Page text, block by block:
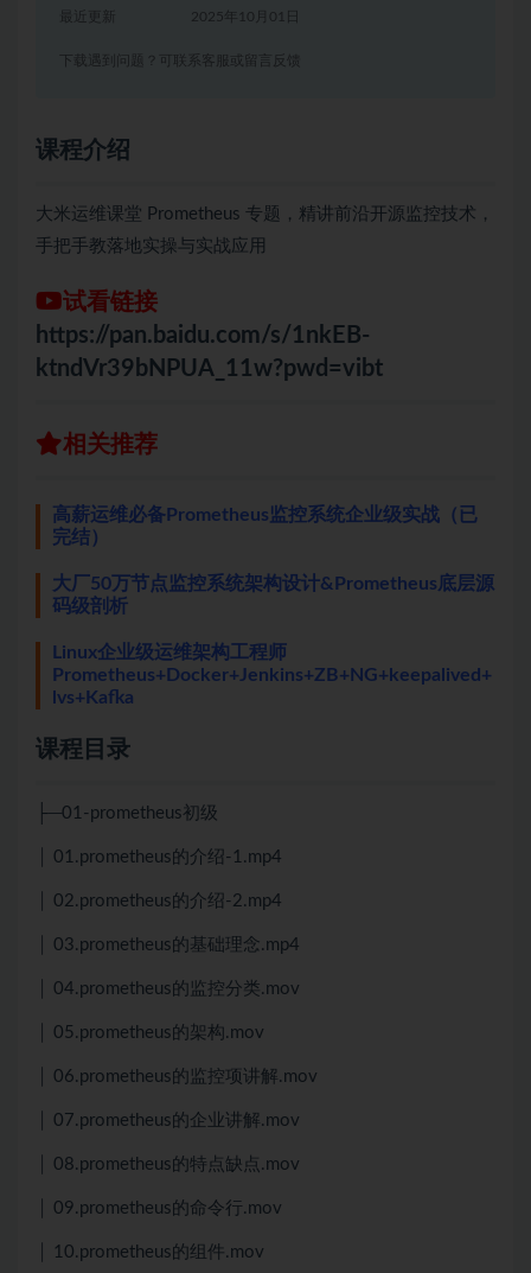
2025年10月01日
下载遇到问题？可联系客服或留言反馈
课程介绍
大米运维课堂 Prometheus 专题，精讲前沿开源监控技术，
手把手教落地实操与实战应用
试看链接
https://pan.baidu.com/s/1nkEB-
ktndVr39bNPUA_11w?pwd=vibt
相关推荐
高薪运维必备Prometheus监控系统企业级实战（已
完结）
大厂50万节点监控系统架构设计&Prometheus底层源
码级剖析
Linux企业级运维架构工程师
Prometheus+Docker+Jenkins+ZB+NG+keepalived+
lvs+Kafka
课程目录
├─01-prometheus初级
│ 01.prometheus的介绍-1.mp4
│ 02.prometheus的介绍-2.mp4
│ 03.prometheus的基础理念.mp4
│ 04.prometheus的监控分类.mov
│ 05.prometheus的架构.mov
│ 06.prometheus的监控项讲解.mov
│ 07.prometheus的企业讲解.mov
│ 08.prometheus的特点缺点.mov
│ 09.prometheus的命令行.mov
│ 10.prometheus的组件.mov